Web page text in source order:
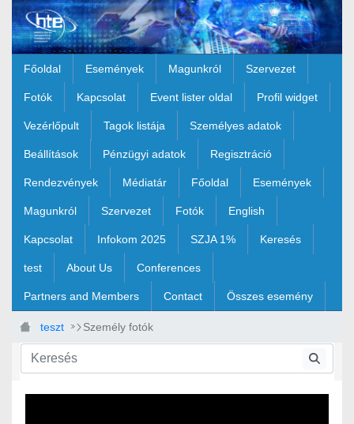
Ugrás a fő tartalomhoz
Főoldal Események Magunkról Szervezet
Fotók Kapcsolat Event lister oldal Profil widget
Vezérlőpult Tagok listája Személyes adatok
Beállítások Pénzügyi adatok Regisztráció
Rendezvények Médiatár Főoldal Események
Magunkról Szervezet Fotók English
Kapcsolat Infokom 2025 SZJA 1% Keresés
test About Us Conferences
Partners and Members Contact Összes esemény
teszt Személy fotók